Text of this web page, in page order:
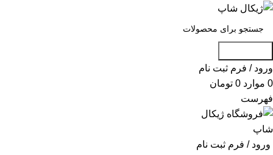
ورود / فرم ثبت نام
0 موارد 0 تومان
فهرست
ورود / فرم ثبت نام